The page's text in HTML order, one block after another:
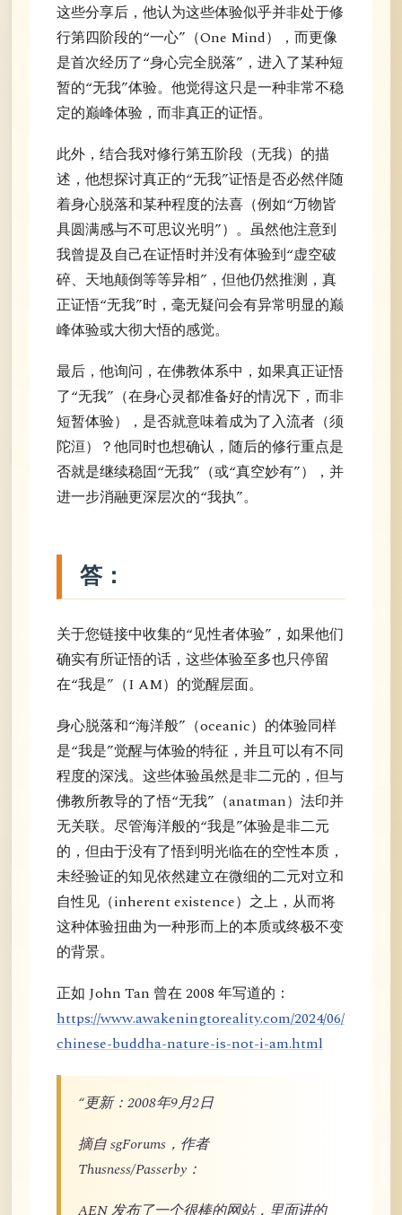
这些分享后，他认为这些体验似乎并非处于修
行第四阶段的“一心”（One Mind），而更像
是首次经历了“身心完全脱落”，进入了某种短
暂的“无我”体验。他觉得这只是一种非常不稳
定的巅峰体验，而非真正的证悟。
此外，结合我对修行第五阶段（无我）的描
述，他想探讨真正的“无我”证悟是否必然伴随
着身心脱落和某种程度的法喜（例如“万物皆
具圆满感与不可思议光明”）。虽然他注意到
我曾提及自己在证悟时并没有体验到“虚空破
碎、天地颠倒等等异相”，但他仍然推测，真
正证悟“无我”时，毫无疑问会有异常明显的巅
峰体验或大彻大悟的感觉。
最后，他询问，在佛教体系中，如果真正证悟
了“无我”（在身心灵都准备好的情况下，而非
短暂体验），是否就意味着成为了入流者（须
陀洹）？他同时也想确认，随后的修行重点是
否就是继续稳固“无我”（或“真空妙有”），并
进一步消融更深层次的“我执”。
答：
关于您链接中收集的“见性者体验”，如果他们
确实有所证悟的话，这些体验至多也只停留
在“我是”（I AM）的觉醒层面。
身心脱落和“海洋般”（oceanic）的体验同样
是“我是”觉醒与体验的特征，并且可以有不同
程度的深浅。这些体验虽然是非二元的，但与
佛教所教导的了悟“无我”（anatman）法印并
无关联。尽管海洋般的“我是”体验是非二元
的，但由于没有了悟到明光临在的空性本质，
未经验证的知见依然建立在微细的二元对立和
自性见（inherent existence）之上，从而将
这种体验扭曲为一种形而上的本质或终极不变
的背景。
正如 John Tan 曾在 2008 年写道的：
https://www.awakeningtoreality.com/2024/06/
chinese-buddha-nature-is-not-i-am.html
“更新：2008年9月2日
摘自 sgForums，作者
Thusness/Passerby：
AEN 发布了一个很棒的网站，里面讲的